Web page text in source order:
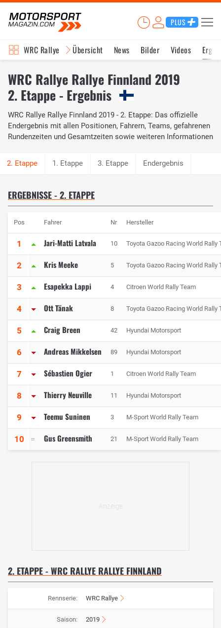
PLUS
WRC Rallye Übersicht News Bilder Videos
WRC Rallye Rallye Finnland 2019
2. Etappe - Ergebnis
WRC Rallye Rallye Finnland 2019 - 2. Etappe: Das offizielle
Endergebnis mit allen Positionen, Fahrern, Teams, gefahrenen
Rundenzeiten und Gesamtzeiten sowie weiteren Informationen
1. Etappe 3. Etappe Endergebnis
ERGEBNISSE - 2. ETAPPE
Pos Fahrer Nr Hersteller
1 Jari-Matti Latvala 10 Toyota Gazoo Racing World Rally
2 Kris Meeke 5 Toyota Gazoo Racing World Rally
3 Esapekka Lappi 4 Citroen World Rally Team
4 Ott Tänak 8 Toyota Gazoo Racing World Rally
5 Craig Breen 42 Hyundai Motorsport
6 Andreas Mikkelsen 89 Hyundai Motorsport
7 Sébastien Ogier 1 Citroen World Rally Team
8 Thierry Neuville 11 Hyundai Motorsport
9 Teemu Suninen 3 M-Sport World Rally Team
10 Gus Greensmith 21 M-Sport World Rally Team
2. ETAPPE - WRC RALLYE RALLYE FINNLAND
Rennserie: WRC Rallye
Saison: 2019